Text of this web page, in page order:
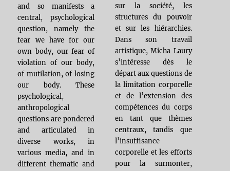
and so manifests a
central, psychological
question, namely the
fear we have for our
own body, our fear of
violation of our body,
of mutilation, of losing
our body. These
psychological,
anthropological
questions are pondered
and articulated in
diverse works, in
various media, and in
different thematic and
sur la société, les
structures du pouvoir
et sur les hiérarchies.
Dans son travail
artistique, Micha Laury
s’intéresse dès le
départ aux questions de
la limitation corporelle
et de l’extension des
compétences du corps
en tant que thèmes
centraux, tandis que
l’insuffisance
corporelle et les efforts
pour la surmonter,